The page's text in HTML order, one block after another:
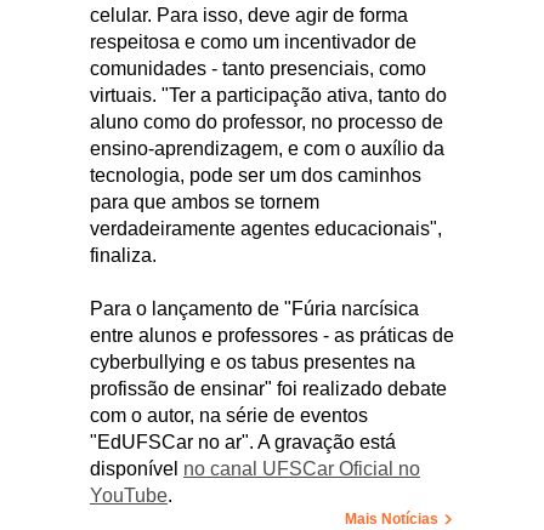
celular. Para isso, deve agir de forma
respeitosa e como um incentivador de
comunidades - tanto presenciais, como
virtuais. "Ter a participação ativa, tanto do
aluno como do professor, no processo de
ensino-aprendizagem, e com o auxílio da
tecnologia, pode ser um dos caminhos
para que ambos se tornem
verdadeiramente agentes educacionais",
finaliza.
Para o lançamento de "Fúria narcísica
entre alunos e professores - as práticas de
cyberbullying e os tabus presentes na
profissão de ensinar" foi realizado debate
com o autor, na série de eventos
"EdUFSCar no ar". A gravação está
disponível no canal UFSCar Oficial no
YouTube.
Mais Notícias